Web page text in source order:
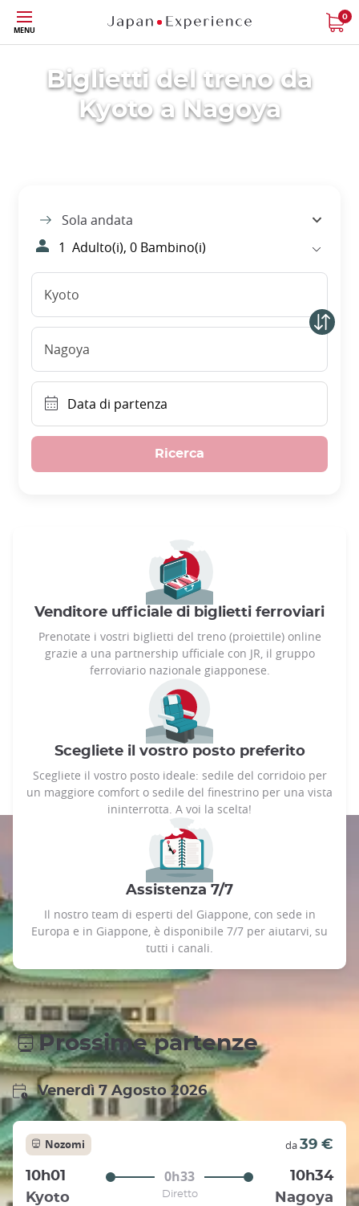
Skip
to
main
MENU
0
Biglietti del treno da
Kyoto a Nagoya
Sola andata
1 Adulto(i), 0 Bambino(i)
Kyoto
Nagoya
Data di partenza
Ricerca
Venditore ufficiale di biglietti ferroviari
Prenotate i vostri biglietti del treno (proiettile) online
grazie a una partnership ufficiale con JR, il gruppo
ferroviario nazionale giapponese.
Scegliete il vostro posto preferito
Scegliete il vostro posto ideale: sedile del corridoio per
un maggiore comfort o sedile del finestrino per una vista
ininterrotta. A voi la scelta!
Assistenza 7/7
Il nostro team di esperti del Giappone, con sede in
Europa e in Giappone, è disponibile 7/7 per aiutarvi, su
tutti i canali.
Prossime partenze
Venerdì 7 Agosto 2026
Nozomi da39 €
10h01 0h33
10h34
Kyoto
Diretto Nagoya